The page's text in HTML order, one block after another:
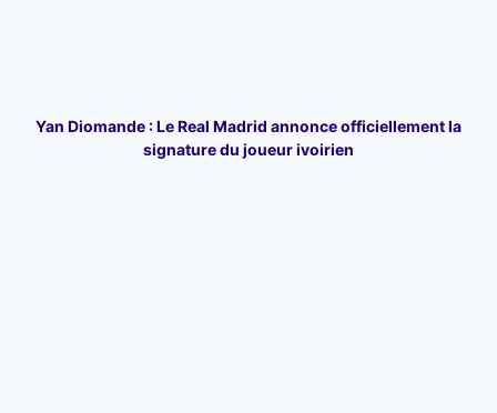
Yan Diomande : Le Real Madrid annonce officiellement la
signature du joueur ivoirien